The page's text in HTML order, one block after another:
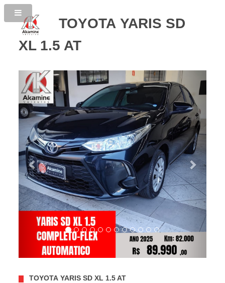
TOYOTA YARIS SD
XL 1.5 AT
Previous
TOYOTA YARIS SD XL 1.5 AT